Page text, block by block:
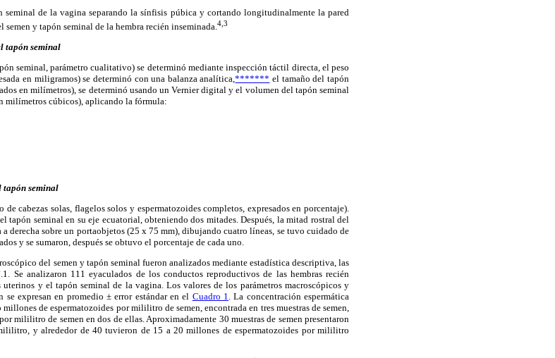
seminal de la vagina separando la sínfisis púbica y cortando longitudinalmente la pared
y tapón seminal de la hembra recién inseminada. 4,3
tapón seminal
seminal, parámetro cualitativo) se determinó mediante inspección táctil directa, el peso
en miligramos) se determinó con una balanza analítica,******* el tamaño del tapón
en milímetros), se determinó usando un Vernier digital y el volumen del tapón seminal
milímetros cúbicos), aplicando la fórmula:
tapón seminal
cabezas solas, flagelos solos y espermatozoides completos, expresados en porcentaje).
tapón seminal en su eje ecuatorial, obteniendo dos mitades. Después, la mitad rostral del
derecha sobre un portaobjetos (25 x 75 mm), dibujando cuatro líneas, se tuvo cuidado de
y se sumaron, después se obtuvo el porcentaje de cada uno.
del semen y tapón seminal fueron analizados mediante estadística descriptiva, las
Se analizaron 111 eyaculados de los conductos reproductivos de las hembras recién
y el tapón seminal de la vagina. Los valores de los parámetros macroscópicos y
se expresan en promedio ± error estándar en el Cuadro 1. La concentración espermática
de espermatozoides por mililitro de semen, encontrada en tres muestras de semen,
mililitro de semen en dos de ellas. Aproximadamente 30 muestras de semen presentaron
y alrededor de 40 tuvieron de 15 a 20 millones de espermatozoides por mililitro